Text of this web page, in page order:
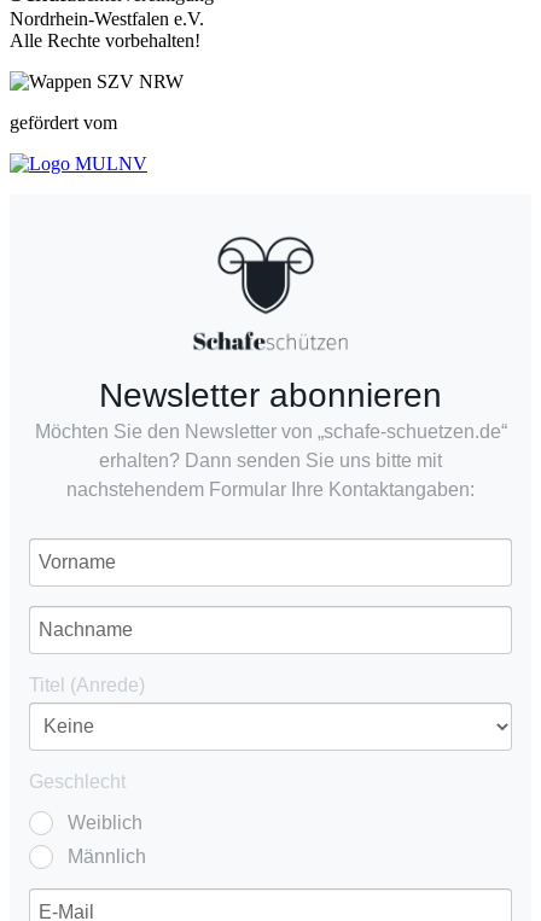
Nordrhein-Westfalen e.V.
Alle Rechte vorbehalten!
gefördert vom
Newsletter abonnieren
Möchten Sie den Newsletter von „schafe-schuetzen.de“
erhalten? Dann senden Sie uns bitte mit
nachstehendem Formular Ihre Kontaktangaben:
Titel (Anrede)
Geschlecht
Weiblich
Männlich